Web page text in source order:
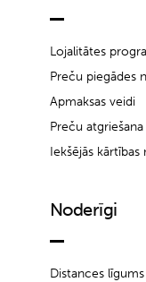
Lojalitātes
Preču piegādes
Apmaksas veidi
Preču
Iekšējās
Noderīgi
Distances līgums